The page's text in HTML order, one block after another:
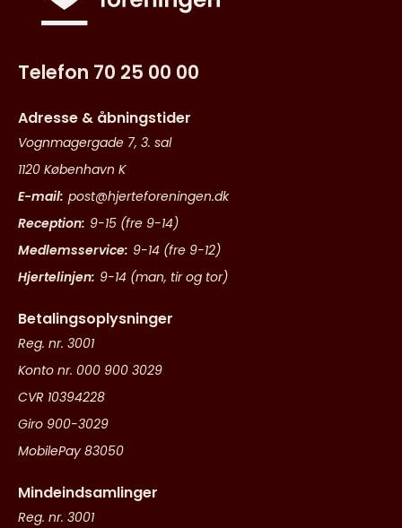
Telefon 70 25 00 00
Adresse & åbningstider
Vognmagergade 7, 3. sal
1120 København K
E-mail: post@hjerteforeningen.dk
Reception: 9-15 (fre 9-14)
Medlemsservice: 9-14 (fre 9-12)
Hjertelinjen: 9-14 (man, tir og tor)
Betalingsoplysninger
Reg. nr. 3001
Konto nr. 000 900 3029
CVR 10394228
Giro 900-3029
MobilePay 83050
Mindeindsamlinger
Reg. nr. 3001